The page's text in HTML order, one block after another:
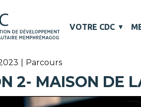
VOTRE CDC
Parcours
2- MAISON DE